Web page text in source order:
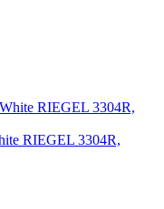
RIEGEL 3304R,